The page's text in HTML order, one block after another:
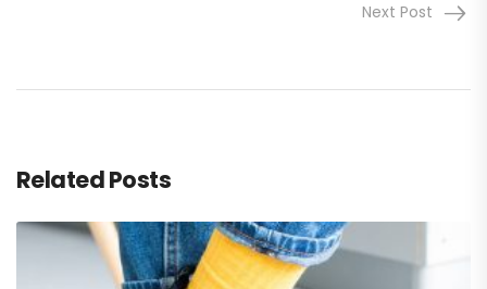
Next Post
Related Posts